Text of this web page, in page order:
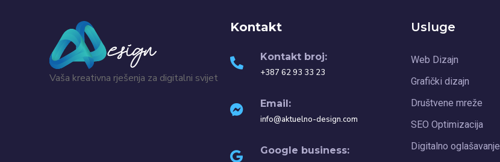
Vaša kreativna rješenja za digitalni svijet
Kontakt
Kontakt broj:
+387 62 93 33 23
Email:
info@aktuelno-design.com
Google business:
Usluge
Web Dizajn
Grafički dizajn
Društvene mreže
SEO Optimizacija
Digitalno oglašavanje